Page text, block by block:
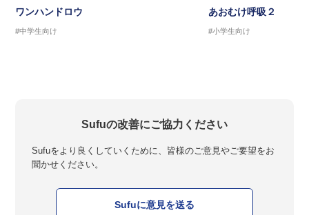
ワンハンドロウ
#中学生向け
あおむけ呼吸２
#小学生向け
Sufuの改善にご協力ください
Sufuをより良くしていくために、皆様のご意見やご要望をお
聞かせください。
Sufuに意見を送る